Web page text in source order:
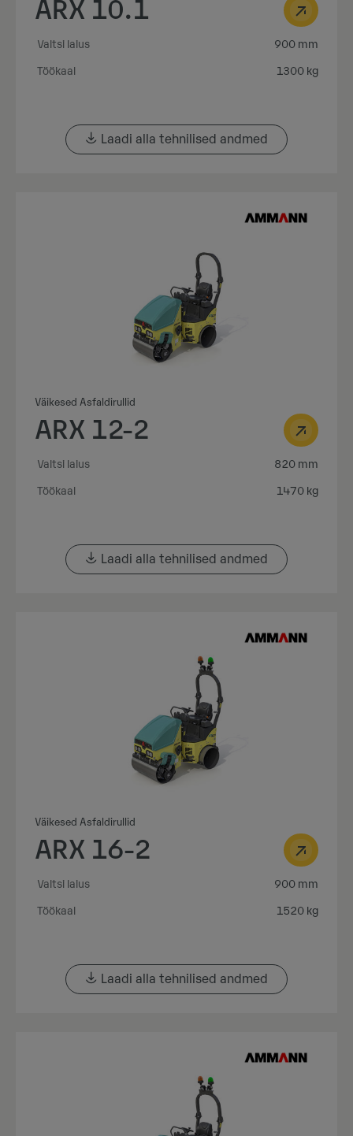
ARX 10.1
Valtsi laius
900 mm
Töökaal
1300 kg
Laadi alla tehnilised andmed
Väikesed Asfaldirullid
ARX 12-2
Valtsi laius
820 mm
Töökaal
1470 kg
Laadi alla tehnilised andmed
Väikesed Asfaldirullid
ARX 16-2
Valtsi laius
900 mm
Töökaal
1520 kg
Laadi alla tehnilised andmed